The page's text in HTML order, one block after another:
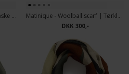
Matinique - Computo bag | Taske Black
Matinique - Woolball scarf | Tørklæde Caribou
DKK 300,-